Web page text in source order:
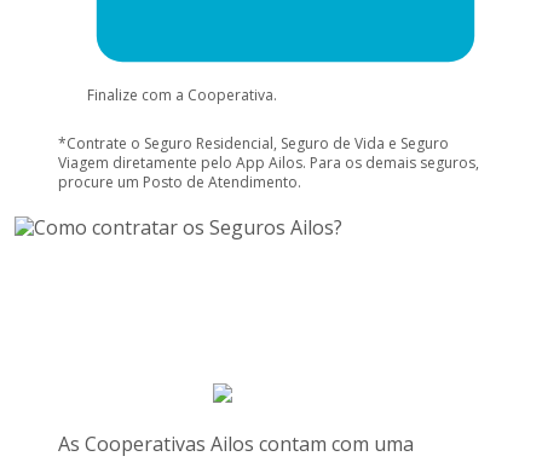
Finalize com a Cooperativa.
*Contrate o Seguro Residencial, Seguro de Vida e Seguro
Viagem diretamente pelo App Ailos. Para os demais seguros,
procure um Posto de Atendimento.
As Cooperativas Ailos contam com uma